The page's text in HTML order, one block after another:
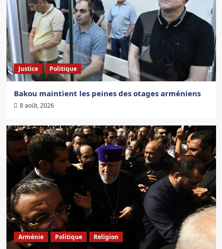
Justice Politique
Bakou maintient les peines des otages arméniens
8 août, 2026
Arménie Politique Religion